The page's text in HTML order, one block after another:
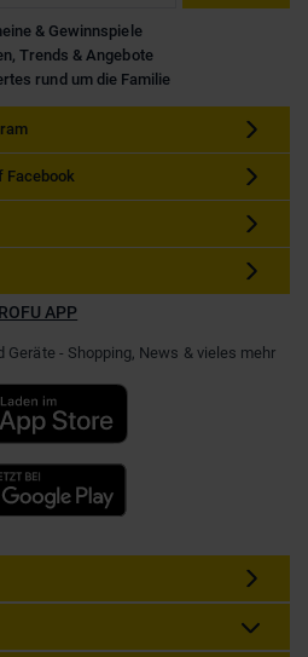
& Gewinnspiele
Trends & Angebote
rund um die Familie
Facebook
ROFU APP
Geräte - Shopping, News & vieles mehr